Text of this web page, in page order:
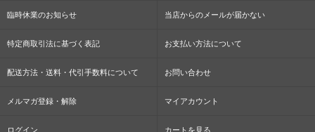
臨時休業のお知らせ 当店からのメールが届かない
特定商取引法に基づく表記 お支払い方法について
配送方法・送料・代引手数料について お問い合わせ
メルマガ登録・解除 マイアカウント
ログイン カートを見る